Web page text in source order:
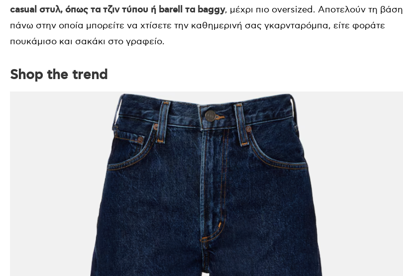
casual στυλ, όπως τα τζιν τύπου ή barell τα baggy, μέχρι πιο oversized. Αποτελούν τη βάση
πάνω στην οποία μπορείτε να χτίσετε την καθημερινή σας γκαρνταρόμπα, είτε φοράτε
πουκάμισο και σακάκι στο γραφείο.
Shop the trend